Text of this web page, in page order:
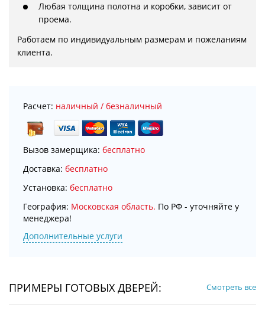
Любая толщина полотна и коробки, зависит от
проема.
Работаем по индивидуальным размерам и пожеланиям
клиента.
Расчет: наличный / безналичный
Вызов замерщика: бесплатно
Доставка: бесплатно
Установка: бесплатно
География: Московская область. По РФ - уточняйте у
менеджера!
Дополнительные услуги
ПРИМЕРЫ ГОТОВЫХ ДВЕРЕЙ: Смотреть все